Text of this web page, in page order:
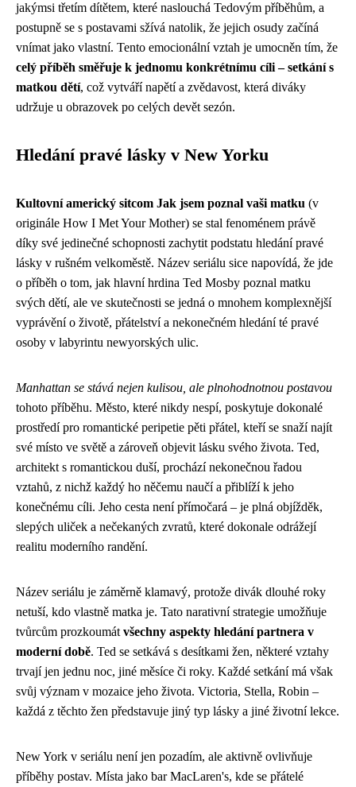
jakýmsi třetím dítětem, které naslouchá Tedovým příběhům, a
postupně se s postavami sžívá natolik, že jejich osudy začíná
vnímat jako vlastní. Tento emocionální vztah je umocněn tím, že
celý příběh směřuje k jednomu konkrétnímu cíli – setkání s
matkou dětí, což vytváří napětí a zvědavost, která diváky
udržuje u obrazovek po celých devět sezón.
Hledání pravé lásky v New Yorku
Kultovní americký sitcom Jak jsem poznal vaši matku (v
originále How I Met Your Mother) se stal fenoménem právě
díky své jedinečné schopnosti zachytit podstatu hledání pravé
lásky v rušném velkoměstě. Název seriálu sice napovídá, že jde
o příběh o tom, jak hlavní hrdina Ted Mosby poznal matku
svých dětí, ale ve skutečnosti se jedná o mnohem komplexnější
vyprávění o životě, přátelství a nekonečném hledání té pravé
osoby v labyrintu newyorských ulic.
Manhattan se stává nejen kulisou, ale plnohodnotnou postavou
tohoto příběhu. Město, které nikdy nespí, poskytuje dokonalé
prostředí pro romantické peripetie pěti přátel, kteří se snaží najít
své místo ve světě a zároveň objevit lásku svého života. Ted,
architekt s romantickou duší, prochází nekonečnou řadou
vztahů, z nichž každý ho něčemu naučí a přiblíží k jeho
konečnému cíli. Jeho cesta není přímočará – je plná objížděk,
slepých uliček a nečekaných zvratů, které dokonale odrážejí
realitu moderního randění.
Název seriálu je záměrně klamavý, protože divák dlouhé roky
netuší, kdo vlastně matka je. Tato narativní strategie umožňuje
tvůrcům prozkoumátvšechny aspekty hledání partnera v
moderní době. Ted se setkává s desítkami žen, některé vztahy
trvají jen jednu noc, jiné měsíce či roky. Každé setkání má však
svůj význam v mozaice jeho života. Victoria, Stella, Robin –
každá z těchto žen představuje jiný typ lásky a jiné životní lekce.
New York v seriálu není jen pozadím, ale aktivně ovlivňuje
příběhy postav. Místa jako bar MacLaren's, kde se přátelé